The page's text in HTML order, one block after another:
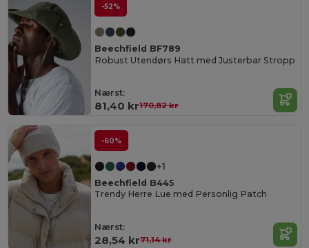
-52%
Beechfield BF789
Robust Utendørs Hatt med Justerbar Stropp
Nærst:
81,40 kr170,82 kr
-60%
+1
Beechfield B445
Trendy Herre Lue med Personlig Patch
Nærst:
28,54 kr71,14 kr